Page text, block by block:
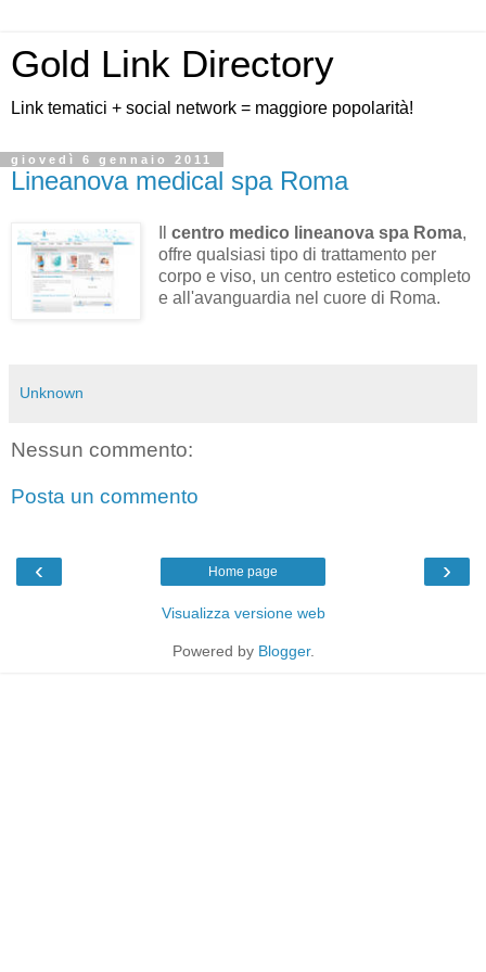
Gold Link Directory
Link tematici + social network = maggiore popolarità!
giovedì 6 gennaio 2011
Lineanova medical spa Roma
centro medico lineanova spa Roma,
offre qualsiasi tipo di trattamento per
corpo e viso, un centro estetico completo
e all'avanguardia nel cuore di Roma.
Unknown
Nessun commento:
Posta un commento
‹ ›
Home page
Visualizza versione web
Powered by Blogger.